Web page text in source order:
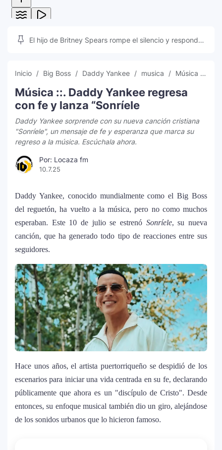
El hijo de Britney Spears rompe el silencio y responde
Inicio Big Boss Daddy Yankee musica Música Cristiana
Música ::. Daddy Yankee regresa
con fe y lanza “Sonríele
Daddy Yankee sorprende con su nueva canción cristiana
"Sonríele", un mensaje de fe y esperanza que marca su
regreso a la música. Escúchala ahora.
Por: Locaza fm
10.7.25
Daddy Yankee, conocido mundialmente como el Big Boss
del reguetón, ha vuelto a la música, pero no como muchos
esperaban. Este 10 de julio se estrenó Sonríele, su nueva
canción, que ha generado todo tipo de reacciones entre sus
seguidores.
Hace unos años, el artista puertorriqueño se despidió de los
escenarios para iniciar una vida centrada en su fe, declarando
públicamente que ahora es un "discípulo de Cristo". Desde
entonces, su enfoque musical también dio un giro, alejándose
de los sonidos urbanos que lo hicieron famoso.